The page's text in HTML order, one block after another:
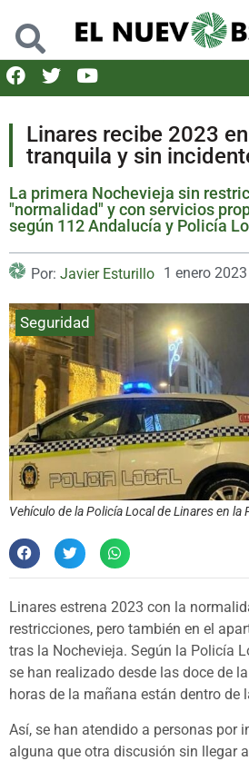
Linares recibe 2023
tranquila y sin
La primera Nochevieja sin
"normalidad" y con servicios
según 112 Andalucía y Policía
Por: Javier Esturillo 1 enero 2023
Seguridad
Vehículo de la Policía Local de Linares en la
Linares estrena 2023 con la
restricciones, pero también en el
tras la Nochevieja. Según la Policía
se han realizado desde las doce de
horas de la mañana están dentro de
Así, se han atendido a personas por
alguna que otra discusión sin llegar